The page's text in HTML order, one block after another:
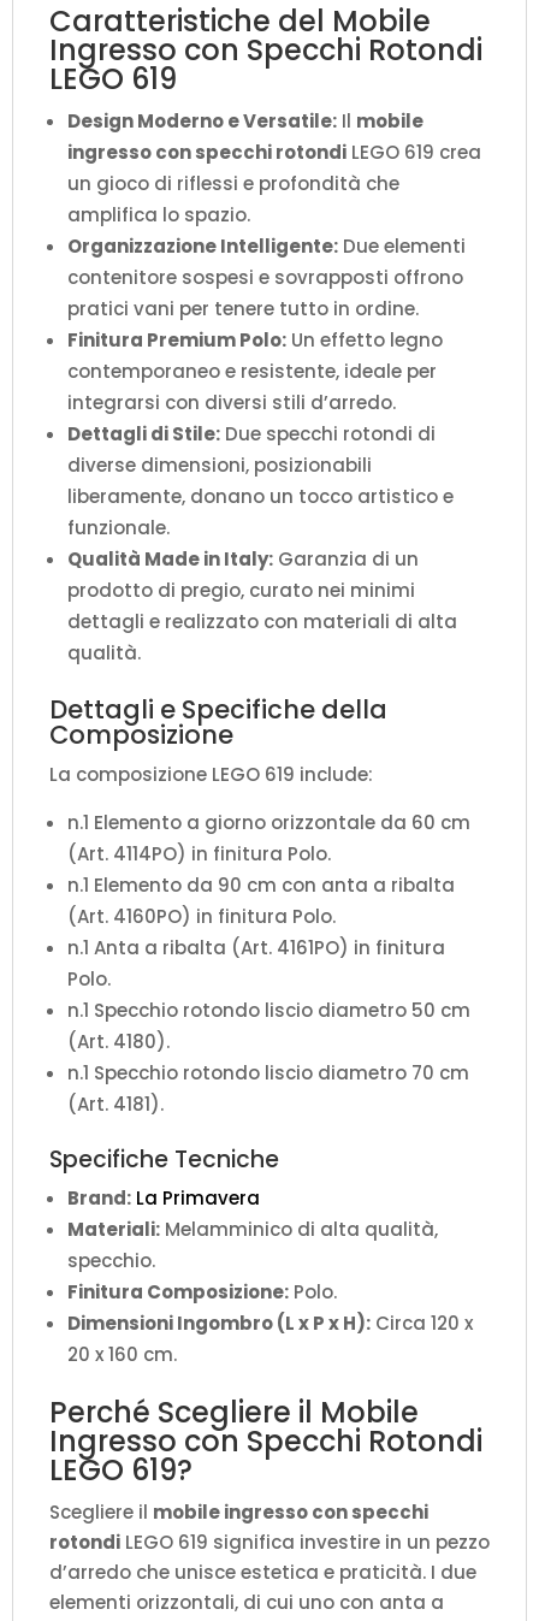
Caratteristiche del Mobile
Ingresso con Specchi Rotondi
LEGO 619
Design Moderno e Versatile: Il mobile
ingresso con specchi rotondi LEGO 619 crea
un gioco di riflessi e profondità che
amplifica lo spazio.
Organizzazione Intelligente: Due elementi
contenitore sospesi e sovrapposti offrono
pratici vani per tenere tutto in ordine.
Finitura Premium Polo: Un effetto legno
contemporaneo e resistente, ideale per
integrarsi con diversi stili d’arredo.
Dettagli di Stile: Due specchi rotondi di
diverse dimensioni, posizionabili
liberamente, donano un tocco artistico e
funzionale.
Qualità Made in Italy: Garanzia di un
prodotto di pregio, curato nei minimi
dettagli e realizzato con materiali di alta
qualità.
Dettagli e Specifiche della
Composizione
La composizione LEGO 619 include:
n.1 Elemento a giorno orizzontale da 60 cm
(Art. 4114PO) in finitura Polo.
n.1 Elemento da 90 cm con anta a ribalta
(Art. 4160PO) in finitura Polo.
n.1 Anta a ribalta (Art. 4161PO) in finitura
Polo.
n.1 Specchio rotondo liscio diametro 50 cm
(Art. 4180).
n.1 Specchio rotondo liscio diametro 70 cm
(Art. 4181).
Specifiche Tecniche
Brand: La Primavera
Materiali: Melamminico di alta qualità,
specchio.
Finitura Composizione: Polo.
Dimensioni Ingombro (L x P x H): Circa 120 x
20 x 160 cm.
Perché Scegliere il Mobile
Ingresso con Specchi Rotondi
LEGO 619?
Scegliere il mobile ingresso con specchi
rotondi LEGO 619 significa investire in un pezzo
d’arredo che unisce estetica e praticità. I due
elementi orizzontali, di cui uno con anta a